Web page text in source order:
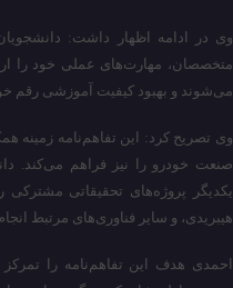
وی در ادامه اظهار داشت:
متخصصان، مهارت‌های عملی خود را
می‌شوند و بهبود کیفیت آموزشی رقم
وی تصریح کرد: این تفاهم‌نامه زمینه
صنعت خودرو را نیز فراهم می‌کند.
یکدیگر پروژه‌های تحقیقاتی
هیبریدی، و سایر فناوری‌های مرتبط انجام
احمدی هدف این تفاهم‌نامه را